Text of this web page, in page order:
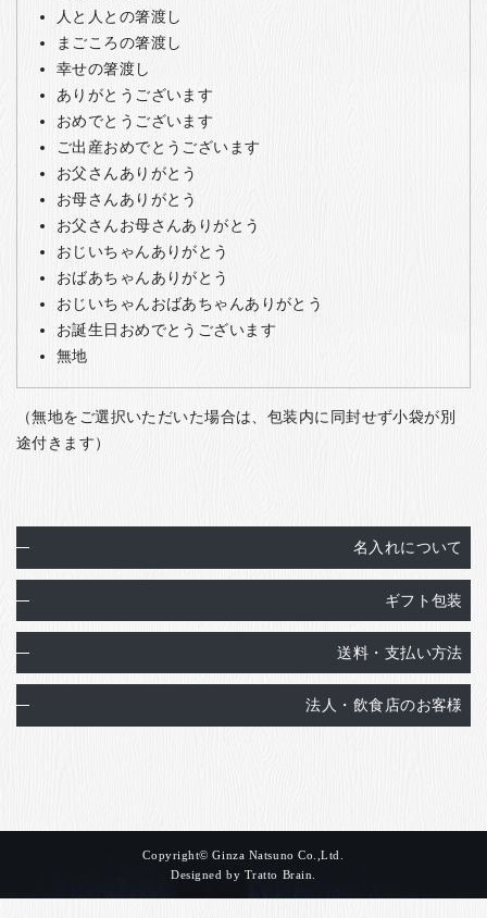
人と人との箸渡し
まごころの箸渡し
幸せの箸渡し
ありがとうございます
おめでとうございます
ご出産おめでとうございます
お父さんありがとう
お母さんありがとう
お父さんお母さんありがとう
おじいちゃんありがとう
おばあちゃんありがとう
おじいちゃんおばあちゃんありがとう
お誕生日おめでとうございます
無地
（無地をご選択いただいた場合は、包装内に同封せず小袋が別
途付きます）
名入れについて
ギフト包装
送料・支払い方法
法人・飲食店のお客様
Copyright© Ginza Natsuno Co.,Ltd.
Designed by Tratto Brain